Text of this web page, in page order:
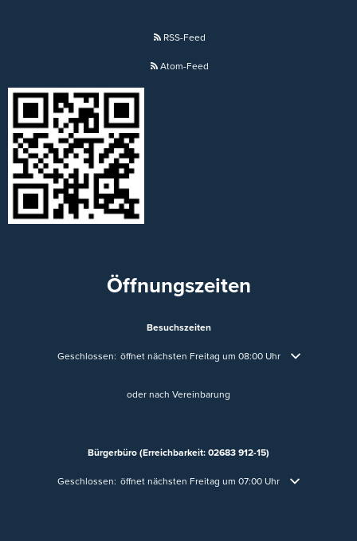
RSS-Feed
Atom-Feed
Öffnungszeiten
Besuchszeiten
Klicken, um weitere Öffnungs- oder Schließzeiten auszublenden
Geschlossen: öffnet nächsten Freitag um 08:00 Uhr
oder nach Vereinbarung
Bürgerbüro (Erreichbarkeit: 02683 912-15)
Klicken, um weitere Öffnungs- oder Schließzeiten auszublenden
Geschlossen: öffnet nächsten Freitag um 07:00 Uhr